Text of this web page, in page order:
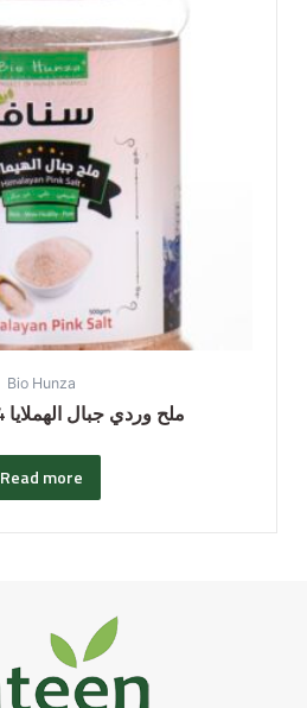
Bio Hunza
ملح وردي جبال الهملايا 24*500 جرام
Read more